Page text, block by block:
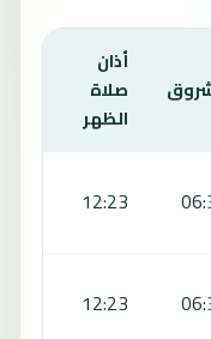
أذان
صلاة
الظهر
12:23
12:23